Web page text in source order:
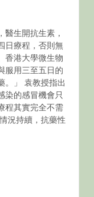
醫生開抗生素，
日療程，否則無
香港大學微生物
服用三至五日的
。」 袁教授指出
染的感冒機會只
程其實完全不需
況持續，抗藥性